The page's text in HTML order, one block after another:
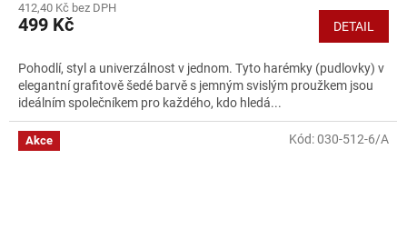
412,40 Kč bez DPH
499 Kč DETAIL
Pohodlí, styl a univerzálnost v jednom. Tyto harémky (pudlovky) v
elegantní grafitově šedé barvě s jemným svislým proužkem jsou
ideálním společníkem pro každého, kdo hledá...
Akce Kód:030-512-6/A